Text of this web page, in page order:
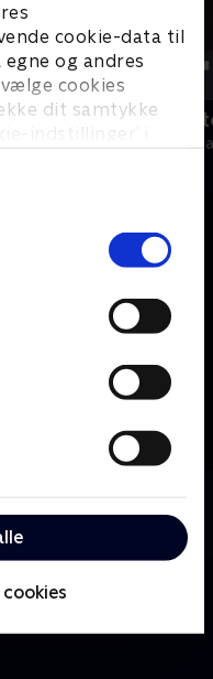
cookie-data til
og andres
cookies
dit samtykke
indstillinger’ i
Nyheder &